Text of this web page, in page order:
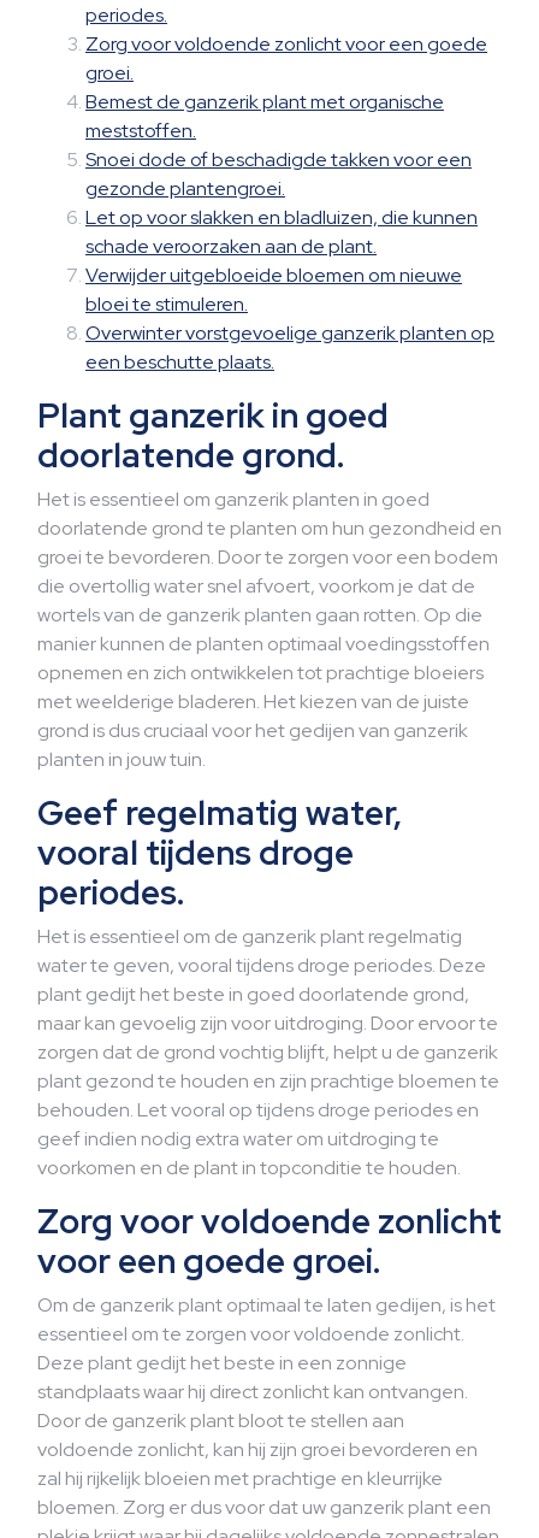
periodes.
Zorg voor voldoende zonlicht voor een goede
groei.
Bemest de ganzerik plant met organische
meststoffen.
Snoei dode of beschadigde takken voor een
gezonde plantengroei.
Let op voor slakken en bladluizen, die kunnen
schade veroorzaken aan de plant.
Verwijder uitgebloeide bloemen om nieuwe
bloei te stimuleren.
Overwinter vorstgevoelige ganzerik planten op
een beschutte plaats.
Plant ganzerik in goed
doorlatende grond.
Het is essentieel om ganzerik planten in goed
doorlatende grond te planten om hun gezondheid en
groei te bevorderen. Door te zorgen voor een bodem
die overtollig water snel afvoert, voorkom je dat de
wortels van de ganzerik planten gaan rotten. Op die
manier kunnen de planten optimaal voedingsstoffen
opnemen en zich ontwikkelen tot prachtige bloeiers
met weelderige bladeren. Het kiezen van de juiste
grond is dus cruciaal voor het gedijen van ganzerik
planten in jouw tuin.
Geef regelmatig water,
vooral tijdens droge
periodes.
Het is essentieel om de ganzerik plant regelmatig
water te geven, vooral tijdens droge periodes. Deze
plant gedijt het beste in goed doorlatende grond,
maar kan gevoelig zijn voor uitdroging. Door ervoor te
zorgen dat de grond vochtig blijft, helpt u de ganzerik
plant gezond te houden en zijn prachtige bloemen te
behouden. Let vooral op tijdens droge periodes en
geef indien nodig extra water om uitdroging te
voorkomen en de plant in topconditie te houden.
Zorg voor voldoende zonlicht
voor een goede groei.
Om de ganzerik plant optimaal te laten gedijen, is het
essentieel om te zorgen voor voldoende zonlicht.
Deze plant gedijt het beste in een zonnige
standplaats waar hij direct zonlicht kan ontvangen.
Door de ganzerik plant bloot te stellen aan
voldoende zonlicht, kan hij zijn groei bevorderen en
zal hij rijkelijk bloeien met prachtige en kleurrijke
bloemen. Zorg er dus voor dat uw ganzerik plant een